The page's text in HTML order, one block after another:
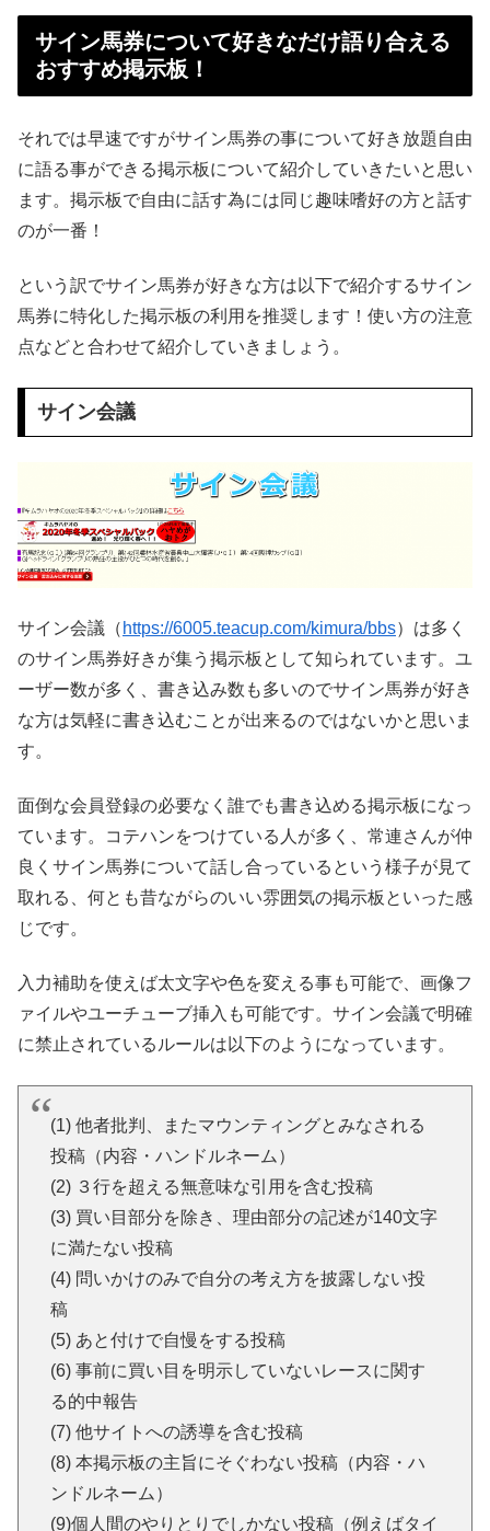
サイン馬券について好きなだけ語り合える
おすすめ掲示板！
それでは早速ですがサイン馬券の事について好き放題自由
に語る事ができる掲示板について紹介していきたいと思い
ます。掲示板で自由に話す為には同じ趣味嗜好の方と話す
のが一番！
という訳でサイン馬券が好きな方は以下で紹介するサイン
馬券に特化した掲示板の利用を推奨します！使い方の注意
点などと合わせて紹介していきましょう。
サイン会議
サイン会議（ https://6005.teacup.com/kimura/bbs）は多く
のサイン馬券好きが集う掲示板として知られています。ユ
ーザー数が多く、書き込み数も多いのでサイン馬券が好き
な方は気軽に書き込むことが出来るのではないかと思いま
す。
面倒な会員登録の必要なく誰でも書き込める掲示板になっ
ています。コテハンをつけている人が多く、常連さんが仲
良くサイン馬券について話し合っているという様子が見て
取れる、何とも昔ながらのいい雰囲気の掲示板といった感
じです。
入力補助を使えば太文字や色を変える事も可能で、画像フ
ァイルやユーチューブ挿入も可能です。サイン会議で明確
に禁止されているルールは以下のようになっています。
(1) 他者批判、またマウンティングとみなされる
投稿（内容・ハンドルネーム）
(2) ３行を超える無意味な引用を含む投稿
(3) 買い目部分を除き、理由部分の記述が140文字
に満たない投稿
(4) 問いかけのみで自分の考え方を披露しない投
稿
(5) あと付けで自慢をする投稿
(6) 事前に買い目を明示していないレースに関す
る的中報告
(7) 他サイトへの誘導を含む投稿
(8) 本掲示板の主旨にそぐわない投稿（内容・ハ
ンドルネーム）
(9)個人間のやりとりでしかない投稿（例えばタイ